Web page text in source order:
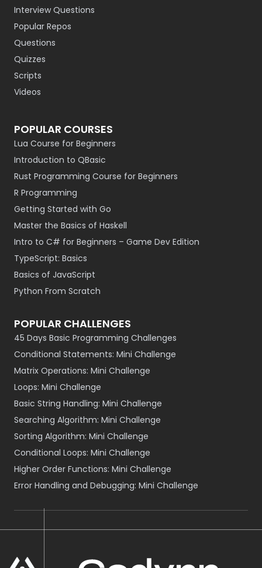
Interview Questions
Popular Repos
Questions
Quizzes
Scripts
Videos
POPULAR COURSES
Lua Course for Beginners
Introduction to QBasic
Rust Programming Course for Beginners
R Programming
Getting Started with Go
Master the Basics of Haskell
Intro to C# for Beginners – Game Dev Edition
TypeScript: Basics
Basics of JavaScript
Python From Scratch
POPULAR CHALLENGES
45 Days Basic Programming Challenges
Conditional Statements: Mini Challenge
Matrix Operations: Mini Challenge
Loops: Mini Challenge
Basic String Handling: Mini Challenge
Searching Algorithm: Mini Challenge
Sorting Algorithm: Mini Challenge
Conditional Loops: Mini Challenge
Higher Order Functions: Mini Challenge
Error Handling and Debugging: Mini Challenge